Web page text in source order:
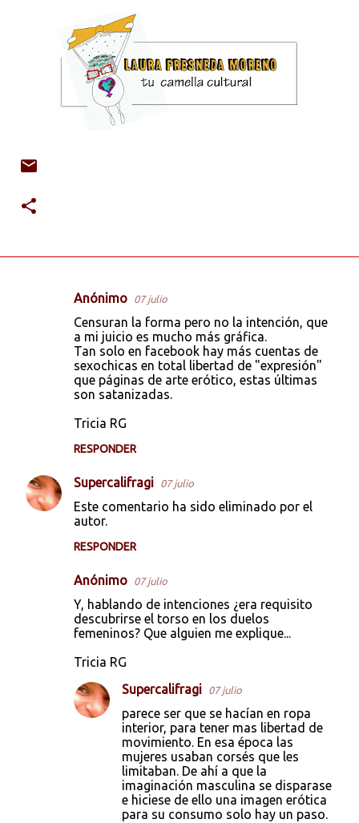
i
o
Anónimo 07 julio
Censuran la forma pero no la intención, que
a mi juicio es mucho más gráfica.
Tan solo en facebook hay más cuentas de
sexochicas en total libertad de "expresión"
que páginas de arte erótico, estas últimas
son satanizadas.
Tricia RG
RESPONDER
Supercalifragi 07 julio
Este comentario ha sido eliminado por el
autor.
RESPONDER
Anónimo 07 julio
Y, hablando de intenciones ¿era requisito
descubrirse el torso en los duelos
femeninos? Que alguien me explique...
Tricia RG
Supercalifragi 07 julio
parece ser que se hacían en ropa
interior, para tener mas libertad de
movimiento. En esa época las
mujeres usaban corsés que les
limitaban. De ahí a que la
imaginación masculina se disparase
e hiciese de ello una imagen erótica
para su consumo solo hay un paso.